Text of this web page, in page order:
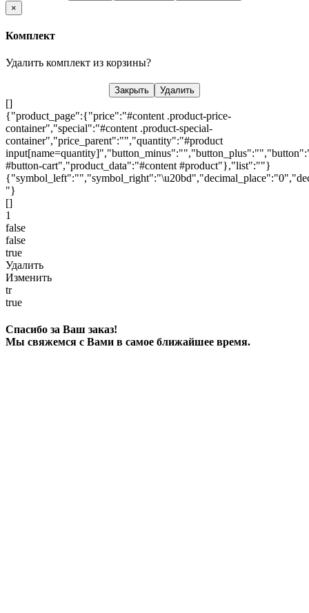
×
Комплект
Удалить комплект из корзины?
Закрыть Удалить
[]
{"product_page":{"price":"#content .product-price-
container","special":"#content .product-special-
container","price_parent":"","quantity":"#product
#button-cart","product_data":"#content #product"},"list":""}
"}
[]
1
false
false
true
Удалить
Изменить
tr
true
Спасибо за Ваш заказ!
Мы свяжемся с Вами в самое ближайшее время.